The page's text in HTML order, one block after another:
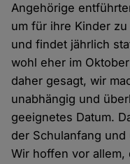
Angehörige
um für ihre Kinder
und findet jährlich
wohl eher im
daher gesagt, wir
unabhängig und
geeignetes Datum.
der Schulanfang
Wir hoffen vor allem,